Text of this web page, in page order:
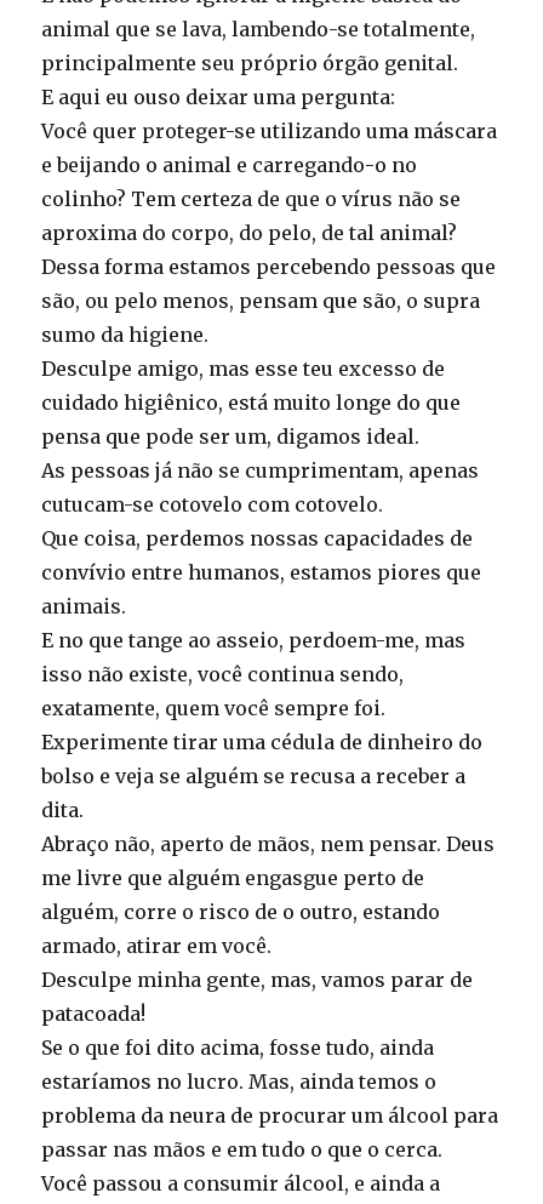
animal que se lava, lambendo-se totalmente,
principalmente seu próprio órgão genital.
E aqui eu ouso deixar uma pergunta:
Você quer proteger-se utilizando uma máscara
e beijando o animal e carregando-o no
colinho? Tem certeza de que o vírus não se
aproxima do corpo, do pelo, de tal animal?
Dessa forma estamos percebendo pessoas que
são, ou pelo menos, pensam que são, o supra
sumo da higiene.
Desculpe amigo, mas esse teu excesso de
cuidado higiênico, está muito longe do que
pensa que pode ser um, digamos ideal.
As pessoas já não se cumprimentam, apenas
cutucam-se cotovelo com cotovelo.
Que coisa, perdemos nossas capacidades de
convívio entre humanos, estamos piores que
animais.
E no que tange ao asseio, perdoem-me, mas
isso não existe, você continua sendo,
exatamente, quem você sempre foi.
Experimente tirar uma cédula de dinheiro do
bolso e veja se alguém se recusa a receber a
dita.
Abraço não, aperto de mãos, nem pensar. Deus
me livre que alguém engasgue perto de
alguém, corre o risco de o outro, estando
armado, atirar em você.
Desculpe minha gente, mas, vamos parar de
patacoada!
Se o que foi dito acima, fosse tudo, ainda
estaríamos no lucro. Mas, ainda temos o
problema da neura de procurar um álcool para
passar nas mãos e em tudo o que o cerca.
Você passou a consumir álcool, e ainda a